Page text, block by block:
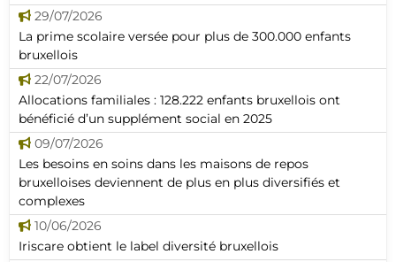
29/07/2026
La prime scolaire versée pour plus de 300.000 enfants
bruxellois
22/07/2026
Allocations familiales : 128.222 enfants bruxellois ont
bénéficié d’un supplément social en 2025
09/07/2026
Les besoins en soins dans les maisons de repos
bruxelloises deviennent de plus en plus diversifiés et
complexes
10/06/2026
Iriscare obtient le label diversité bruxellois